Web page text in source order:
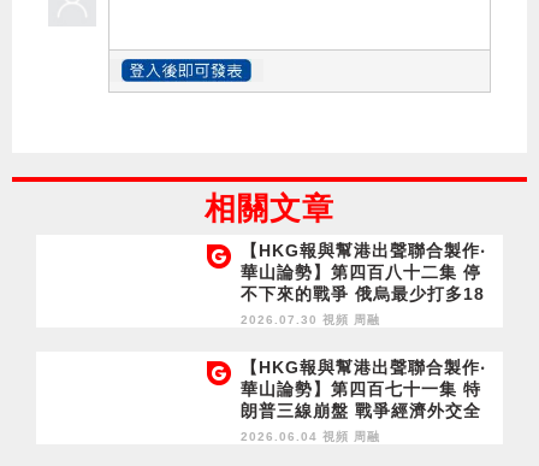
相關文章
【HKG報與幫港出聲聯合製作‧
華山論勢】第四百八十二集 停
不下來的戰爭 俄烏最少打多18
個月？
2026.07.30 視頻 周融
【HKG報與幫港出聲聯合製作‧
華山論勢】第四百七十一集 特
朗普三線崩盤 戰爭經濟外交全
失算 中期選舉如何逆轉？
2026.06.04 視頻 周融